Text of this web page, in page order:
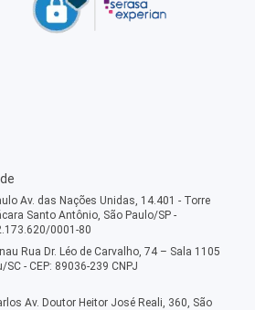
Av. das Nações Unidas, 14.401 - Torre
Santo Antônio, São Paulo/SP -
0001-80
Rua Dr. Léo de Carvalho, 74 – Sala 1105
- CEP: 89036-239 CNPJ
Av. Doutor Heitor José Reali, 360, São